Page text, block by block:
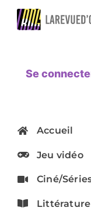
Se
Accueil
Jeu vidéo
Ciné/
Littérature